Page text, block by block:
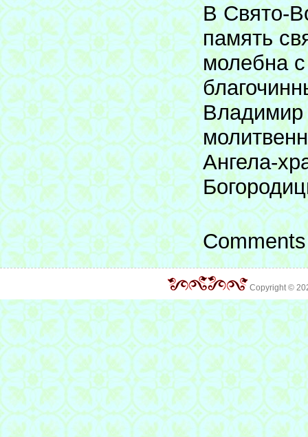
В Свято-
память
молебна
Владимир
Ангела-
Copyright ©